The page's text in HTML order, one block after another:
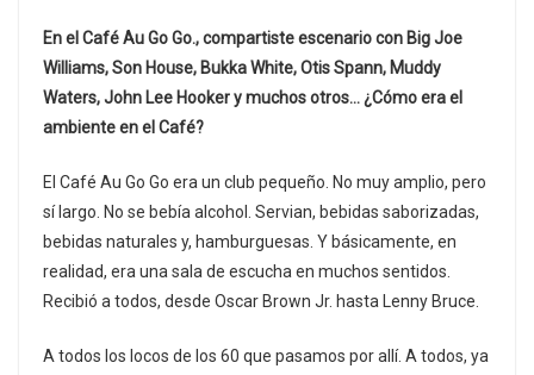
En el Café Au Go Go., compartiste escenario con Big Joe
Williams, Son House, Bukka White, Otis Spann, Muddy
Waters, John Lee Hooker y muchos otros… ¿Cómo era el
ambiente en el Café?
El Café Au Go Go era un club pequeño. No muy amplio, pero
sí largo. No se bebía alcohol. Servian, bebidas saborizadas,
bebidas naturales y, hamburguesas. Y básicamente, en
realidad, era una sala de escucha en muchos sentidos.
Recibió a todos, desde Oscar Brown Jr. hasta Lenny Bruce.
A todos los locos de los 60 que pasamos por allí. A todos, ya